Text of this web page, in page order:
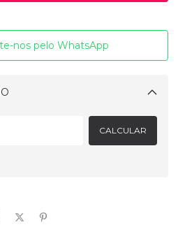
nos pelo WhatsApp
Alterar CEP
CALCULAR